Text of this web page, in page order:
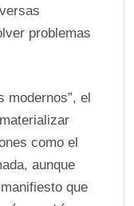
problemas
modernos”, el
como el
aunque
que